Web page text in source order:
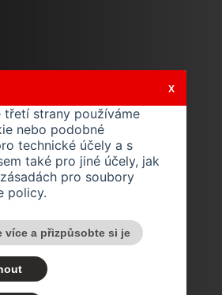
třetí strany používáme
nebo podobné
technické účely a s
také pro jiné účely, jak
pro soubory
policy.
více a přizpůsobte si je
X